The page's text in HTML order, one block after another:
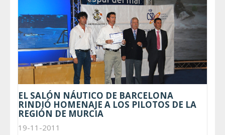
EL SALÓN NÁUTICO DE BARCELONA
RINDIÓ HOMENAJE A LOS PILOTOS DE LA
REGIÓN DE MURCIA
19-11-2011